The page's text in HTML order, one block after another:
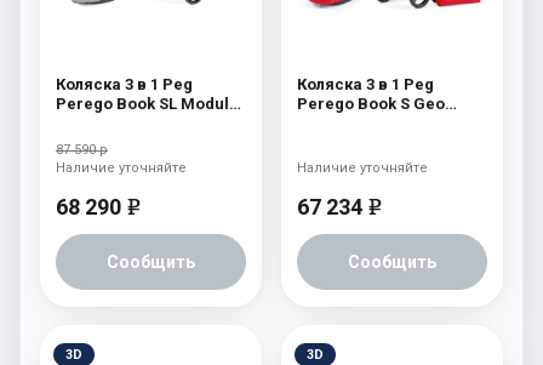
Коляска 3 в 1 Peg
Perego Book SL Modular
87 590 р
68 290 e
Сообщить
Наличие уточняйте
Коляска 3 в 1 Peg
Perego Book S Geo
67 234 e
Сообщить
Наличие уточняйте
3D 3D